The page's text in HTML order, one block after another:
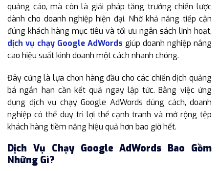
quảng cáo, mà còn là giải pháp tăng trưởng chiến lược
dành cho doanh nghiệp hiện đại. Nhờ khả năng tiếp cận
đúng khách hàng mục tiêu và tối ưu ngân sách linh hoạt,
dịch vụ chạy Google AdWords giúp doanh nghiệp nâng
cao hiệu suất kinh doanh một cách nhanh chóng.
Đây cũng là lựa chọn hàng đầu cho các chiến dịch quảng
bá ngắn hạn cần kết quả ngay lập tức. Bằng việc ứng
dụng dịch vụ chạy Google AdWords đúng cách, doanh
nghiệp có thể duy trì lợi thế cạnh tranh và mở rộng tệp
khách hàng tiềm năng hiệu quả hơn bao giờ hết.
Dịch Vụ Chạy Google AdWords Bao Gồm
Những Gì?